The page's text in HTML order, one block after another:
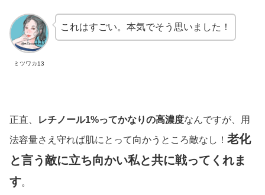
ミツワカ13
これはすごい。本気でそう思いました！
正直、 レチノール1%ってかなりの高濃度なんですが、用
法容量さえ守れば肌にとって向かうところ敵なし！ 老化
と言う敵に立ち向かい私と共に戦ってくれま
す。